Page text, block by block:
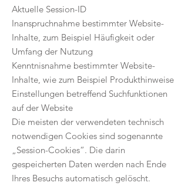
Aktuelle Session-ID
Inanspruchnahme bestimmter Website-
Inhalte, zum Beispiel Häufigkeit oder
Umfang der Nutzung
Kenntnisnahme bestimmter Website-
Inhalte, wie zum Beispiel Produkthinweise
Einstellungen betreffend Suchfunktionen
auf der Website
Die meisten der verwendeten technisch
notwendigen Cookies sind sogenannte
„Session-Cookies“. Die darin
gespeicherten Daten werden nach Ende
Ihres Besuchs automatisch gelöscht.